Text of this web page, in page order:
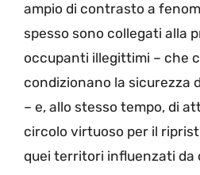
ampio di contrasto a
spesso sono collegati alla
occupanti illegittimi – che
condizionano la sicurezza
– e, allo stesso tempo, di
circolo virtuoso per il
quei territori influenzati da